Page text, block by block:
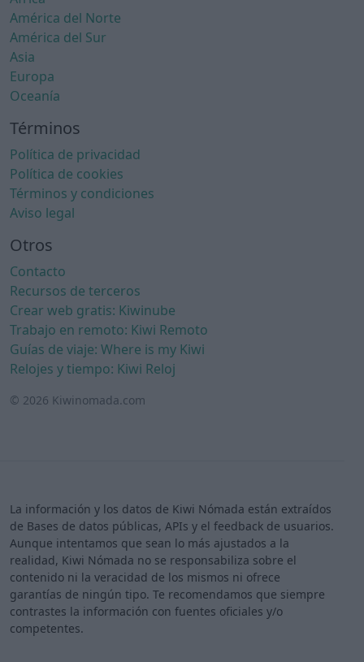
América del Norte
América del Sur
Asia
Europa
Oceanía
Términos
Política de privacidad
Política de cookies
Términos y condiciones
Aviso legal
Otros
Contacto
Recursos de terceros
Crear web gratis: Kiwinube
Trabajo en remoto: Kiwi Remoto
Guías de viaje: Where is my Kiwi
Relojes y tiempo: Kiwi Reloj
© 2026 Kiwinomada.com
La información y los datos de Kiwi Nómada están extraídos
de Bases de datos públicas, APIs y el feedback de usuarios.
Aunque intentamos que sean lo más ajustados a la
realidad, Kiwi Nómada no se responsabiliza sobre el
contenido ni la veracidad de los mismos ni ofrece
garantías de ningún tipo. Te recomendamos que siempre
contrastes la información con fuentes oficiales y/o
competentes.